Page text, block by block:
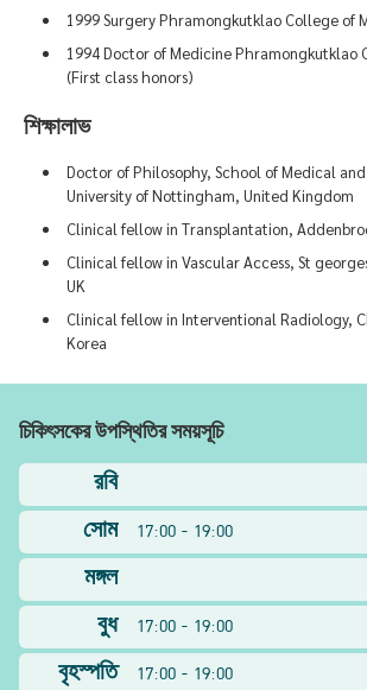
1999 Surgery Phramongkutklao College of
1994 Doctor of Medicine Phramongkutklao
(First class honors)
শিক্ষালাভ
Doctor of Philosophy, School of Medical
University of Nottingham, United Kingdom
Clinical fellow in Transplantation,
Clinical fellow in Vascular Access, St
UK
Clinical fellow in Interventional Radiology,
Korea
চিকিৎসকের উপস্থিতির সময়সূচি
রবি
সোম
17:00 - 19:00
মঙ্গল
বুধ
17:00 - 19:00
বৃহস্পতি
17:00 - 19:00